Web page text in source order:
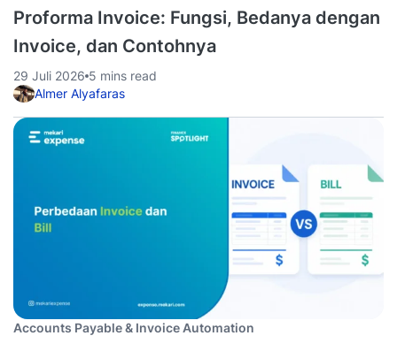
Proforma Invoice: Fungsi, Bedanya dengan
Invoice, dan Contohnya
29 Juli 2026 5 mins read
Almer Alyafaras
Accounts Payable & Invoice Automation